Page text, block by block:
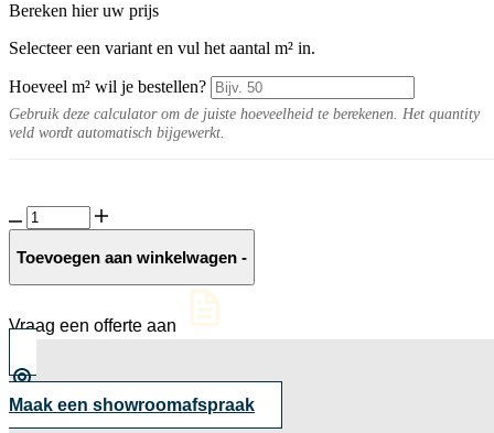
Bereken hier uw prijs
Selecteer een variant en vul het aantal m² in.
Hoeveel m² wil je bestellen?
Gebruik deze calculator om de juiste hoeveelheid te berekenen. Het quantity
veld wordt automatisch bijgewerkt.
Fiorete
10MM
Light
Toevoegen aan winkelwagen -
Vraag een offerte aan
Maak een showroomafspraak